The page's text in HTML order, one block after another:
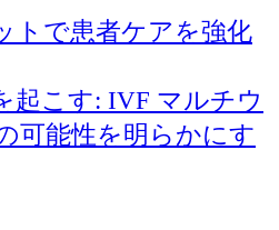
トで患者ケアを強化
起こす: IVF マルチウ
可能性を明らかにす